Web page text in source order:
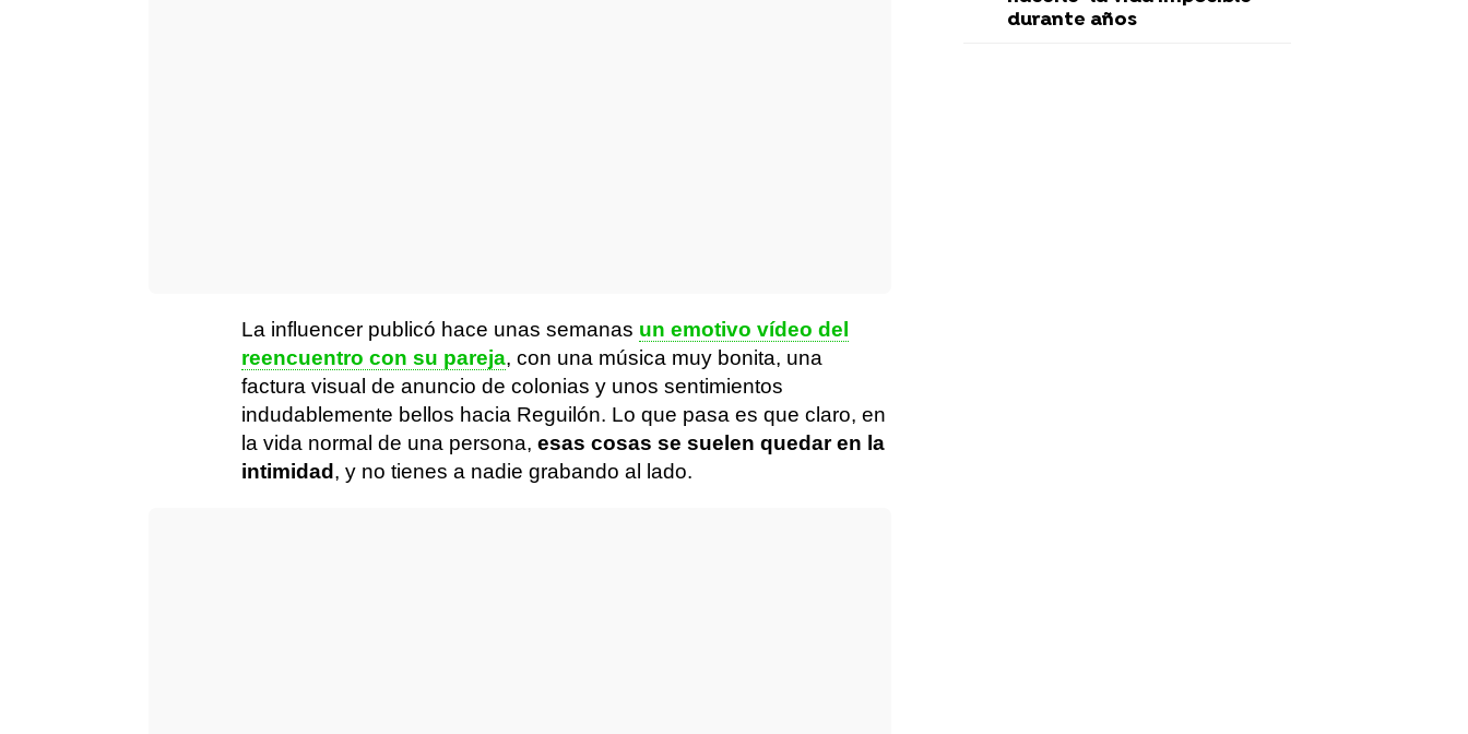
La influencer publicó hace unas semanas un emotivo vídeo del
reencuentro con su pareja, con una música muy bonita, una
factura visual de anuncio de colonias y unos sentimientos
indudablemente bellos hacia Reguilón. Lo que pasa es que claro, en
la vida normal de una persona, esas cosas se suelen quedar en la
intimidad , y no tienes a nadie grabando al lado.
durante años